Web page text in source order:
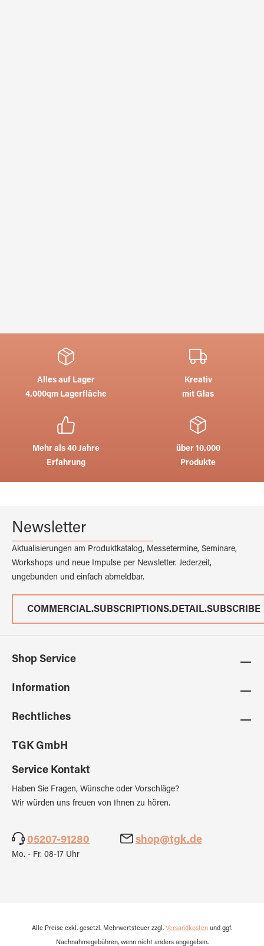
Alles auf Lager
4.000qm Lagerfläche
Kreativ
mit Glas
Mehr als 40 Jahre
Erfahrung
über 10.000
Produkte
Newsletter
Aktualisierungen am Produktkatalog, Messetermine, Seminare,
Workshops und neue Impulse per Newsletter. Jederzeit,
ungebunden und einfach abmeldbar.
COMMERCIAL.SUBSCRIPTIONS.DETAIL.SUBSCRIBE
Shop Service
Information
Rechtliches
TGK GmbH
Service Kontakt
Haben Sie Fragen, Wünsche oder Vorschläge?
Wir würden uns freuen von Ihnen zu hören.
05207-91280 shop@tgk.de
Mo. - Fr. 08-17 Uhr
Alle Preise exkl. gesetzl. Mehrwertsteuer zzgl. Versandkosten und ggf.
Nachnahmegebühren, wenn nicht anders angegeben.